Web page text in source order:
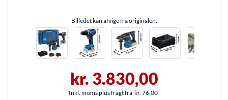
Billedet kan afvige fra originalen.
kr. 3.830,00
Inkl. moms plus fragt fra kr. 76,00